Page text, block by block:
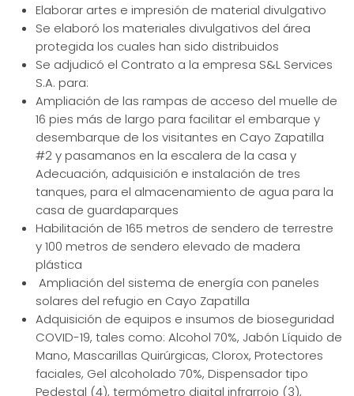
Elaborar artes e impresión de material divulgativo
Se elaboró los materiales divulgativos del área
protegida los cuales han sido distribuidos
Se adjudicó el Contrato a la empresa S&L Services
S.A. para:
Ampliación de las rampas de acceso del muelle de
16 pies más de largo para facilitar el embarque y
desembarque de los visitantes en Cayo Zapatilla
#2 y pasamanos en la escalera de la casa y
Adecuación, adquisición e instalación de tres
tanques, para el almacenamiento de agua para la
casa de guardaparques
Habilitación de 165 metros de sendero de terrestre
y 100 metros de sendero elevado de madera
plástica
Ampliación del sistema de energía con paneles
solares del refugio en Cayo Zapatilla
Adquisición de equipos e insumos de bioseguridad
COVID-19, tales como: Alcohol 70%, Jabón Líquido de
Mano, Mascarillas Quirúrgicas, Clorox, Protectores
faciales, Gel alcoholado 70%, Dispensador tipo
Pedestal (4), termómetro digital infrarrojo (3),